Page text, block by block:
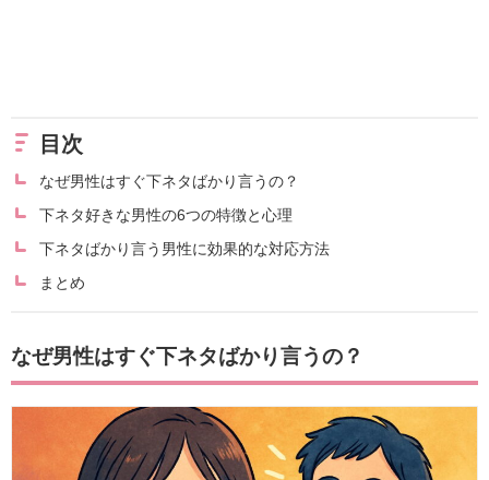
目次
なぜ男性はすぐ下ネタばかり言うの？
下ネタ好きな男性の6つの特徴と心理
下ネタばかり言う男性に効果的な対応方法
まとめ
なぜ男性はすぐ下ネタばかり言うの？